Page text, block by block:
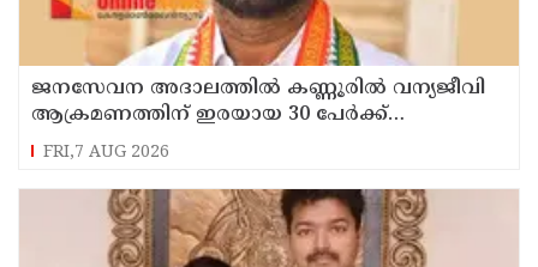
ജനസേവന അദാലത്തിൽ കണ്ണൂരിൽ വന്യജീവി
ആക്രമണത്തിന് ഇരയായ 30 പേർക്ക്
സഹായധനം അനുവദിച്ചു
FRI,7 AUG 2026